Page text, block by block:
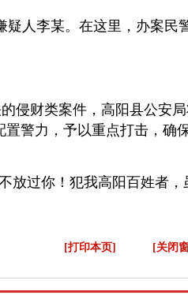
人李某。 在这里，办案民
侵财类案件，高阳县公安
警力，予以重点打击，确
放过你！ 犯我高阳百姓者，
[打印本页] [关闭